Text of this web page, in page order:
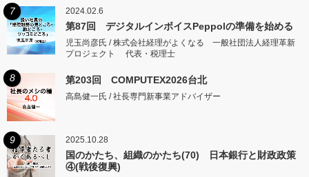
7 2024.02.6
第87回 デジタルインボイスPeppolの準備を始める
児玉尚彦氏 / 株式会社経理がよくなる 一般社団法人経理革新
プロジェクト 代表・税理士
8 第203回 COMPUTEX2026台北
高島健一氏 / 社長専門新事業アドバイザー
9 2025.10.28
国のかたち、組織のかたち(70) 日本銀行と財政政策
④(戦後復興)